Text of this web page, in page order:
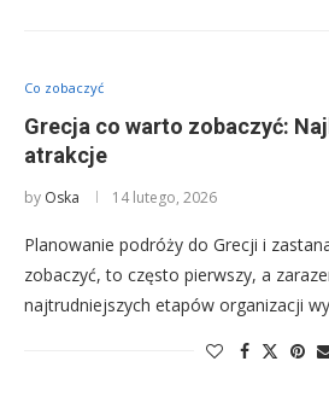
Co zobaczyć
Grecja co warto zobaczyć:
atrakcje
by Oska 14 lutego, 2026
Planowanie podróży do Grecji i
zobaczyć, to często pierwszy, a
najtrudniejszych etapów organizacji